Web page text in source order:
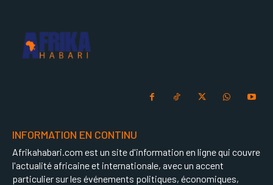
INFORMATION EN CONTINU
Afrikahabari.com est un site d'information en ligne qui couvre
l'actualité africaine et internationale, avec un accent
particulier sur les événements politiques, économiques,